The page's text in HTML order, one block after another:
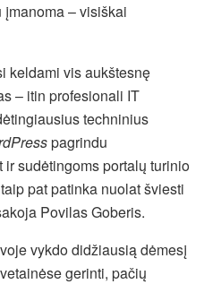
– visiškai
keldami vis aukštesnę
– itin profesionali IT
techninius
pagrindu
sudėtingoms portalų turinio
pat patinka nuolat šviesti
Povilas Goberis.
vykdo didžiausią dėmesį
gerinti, pačių